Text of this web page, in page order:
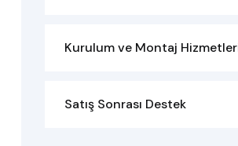
Kurulum ve Montaj
Satış Sonrası Destek